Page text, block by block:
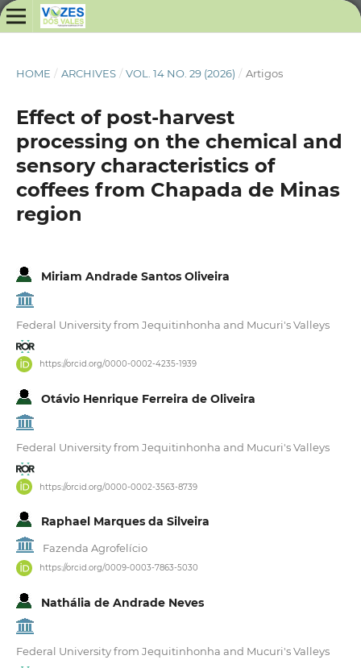
HOME / ARCHIVES / VOL. 14 NO. 29 (2026) / Artigos
Effect of post-harvest
processing on the chemical and
sensory characteristics of
coffees from Chapada de Minas
region
Miriam Andrade Santos Oliveira
Federal University from Jequitinhonha and Mucuri's Valleys
https://orcid.org/0000-0002-4235-1939
Otávio Henrique Ferreira de Oliveira
Federal University from Jequitinhonha and Mucuri's Valleys
https://orcid.org/0000-0002-3563-8739
Raphael Marques da Silveira
Fazenda Agrofelício
https://orcid.org/0009-0003-7863-5030
Nathália de Andrade Neves
Federal University from Jequitinhonha and Mucuri's Valleys